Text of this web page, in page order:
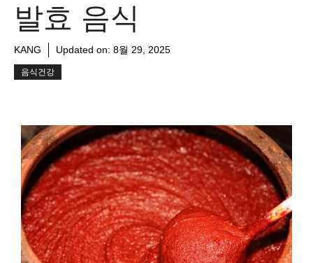
발효 음식
KANG Updated on: 8월 29, 2025
음식건강